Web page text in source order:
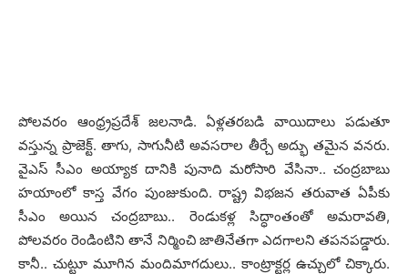
పోల‌వ‌రం ఆంధ్ర్రప్ర‌దేశ్ జ‌ల‌నాడి. ఏళ్ల‌త‌ర‌బ‌డి వాయిదాలు ప‌డుతూ
వ‌స్తున్న ప్రాజెక్ట్‌. తాగు, సాగునీటి అవ‌స‌రాల తీర్చే అద్భు త‌మైన వ‌న‌రు.
వైఎస్ సీఎం అయ్యాక దానికి పునాది మ‌రోసారి వేసినా.. చంద్ర‌బాబు
హ‌యాంలో కాస్త వేగం పుంజుకుంది. రాష్ట్ర విభ‌జ‌న త‌రువాత ఏపీకు
సీఎం అయిన చంద్ర‌బాబు.. రెండుక‌ళ్ల సిద్ధాంతంతో అమ‌రావ‌తి,
పోల‌వ‌రం రెండింటిని తానే నిర్మించి జాతినేత‌గా ఎద‌గాల‌ని త‌ప‌న‌ప‌డ్డారు.
కానీ.. చుట్టూ మూగిన మందిమాగ‌దులు.. కాంట్రాక్ట‌ర్ల ఉచ్చులో చిక్కారు.